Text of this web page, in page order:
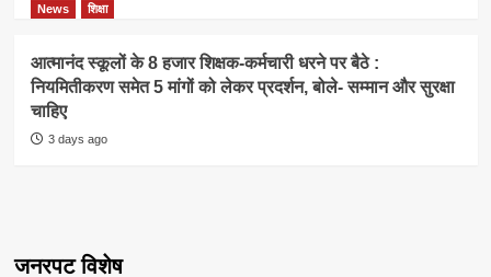
News
शिक्षा
आत्मानंद स्कूलों के 8 हजार शिक्षक-कर्मचारी धरने पर बैठे :
नियमितीकरण समेत 5 मांगों को लेकर प्रदर्शन, बोले- सम्मान और सुरक्षा
चाहिए
3 days ago
जनरपट विशेष